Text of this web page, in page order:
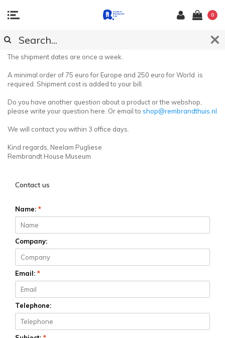
0
CUSTOMER SERVICE
The shipment dates are once a week.
A minimal order of 75 euro for Europe and 250 euro for World is
required. Shipment cost is added to your bill.
Do you have another question about a product or the webshop,
please write your question here. Or email to shop@rembrandthuis.nl
We will contact you within 3 office days.
Kind regards, Neelam Pugliese
Rembrandt House Museum
Contact us
Name: *
Company:
Email: *
Telephone: